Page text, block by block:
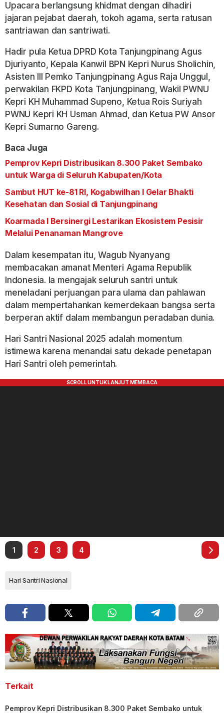
Upacara berlangsung khidmat dengan dihadiri
jajaran pejabat daerah, tokoh agama, serta ratusan
santriawan dan santriwati.
Hadir pula Ketua DPRD Kota Tanjungpinang Agus
Djuriyanto, Kepala Kanwil BPN Kepri Nurus Sholichin,
Asisten III Pemko Tanjungpinang Agus Raja Unggul,
perwakilan FKPD Kota Tanjungpinang, Wakil PWNU
Kepri KH Muhammad Supeno, Ketua Rois Suriyah
PWNU Kepri KH Usman Ahmad, dan Ketua PW Ansor
Kepri Sumarno Gareng.
Baca Juga
Pemprov Kepri Distribusikan 8.300 Paket Sembako
untuk Warga di Seluruh Kabupaten/Kota
Sambut HUT ke-81 RI, Kogabwilhan I Gelar Bhakti
Kesehatan dan Sosial di Tanjungpinang
Koarmada I Bersinergi Lestarikan Ekosistem Pesisir
Melalui Penanaman Mangrove
Dalam kesempatan itu, Wagub Nyanyang
membacakan amanat Menteri Agama Republik
Indonesia. Ia mengajak seluruh santri untuk
meneladani perjuangan para ulama dan pahlawan
dalam mempertahankan kemerdekaan bangsa serta
berperan aktif dalam membangun peradaban dunia.
Hari Santri Nasional 2025 adalah momentum
istimewa karena menandai satu dekade penetapan
Hari Santri oleh pemerintah.
1 2 3 4
Hari Santri Nasional
Terkait
Pemprov Kepri Distribusikan 8.300 Paket Sembako untuk